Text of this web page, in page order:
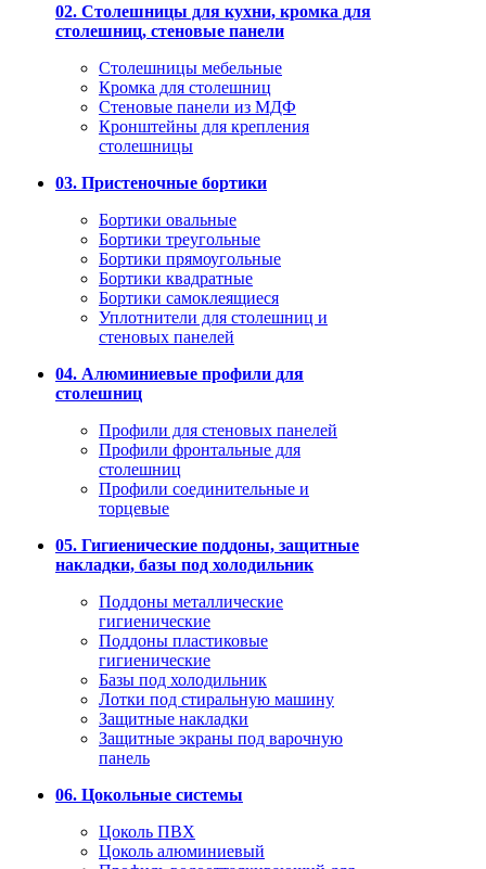
02. Столешницы для кухни, кромка для
столешниц, стеновые панели
Столешницы мебельные
Кромка для столешниц
Стеновые панели из МДФ
Кронштейны для крепления
столешницы
03. Пристеночные бортики
Бортики овальные
Бортики треугольные
Бортики прямоугольные
Бортики квадратные
Бортики самоклеящиеся
Уплотнители для столешниц и
стеновых панелей
04. Алюминиевые профили для
столешниц
Профили для стеновых панелей
Профили фронтальные для
столешниц
Профили соединительные и
торцевые
05. Гигиенические поддоны, защитные
накладки, базы под холодильник
Поддоны металлические
гигиенические
Поддоны пластиковые
гигиенические
Базы под холодильник
Лотки под стиральную машину
Защитные накладки
Защитные экраны под варочную
панель
06. Цокольные системы
Цоколь ПВХ
Цоколь алюминиевый